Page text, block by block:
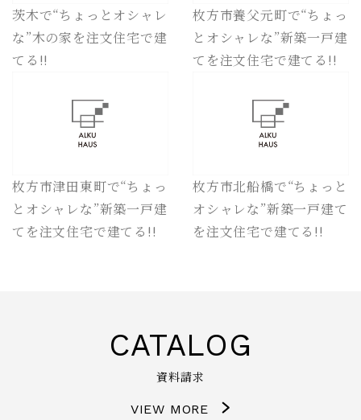
茨木で“ちょっとオシャレ
な”木の家を注文住宅で建
てる!!
枚方市養父元町で“ちょっ
とオシャレな”新築一戸建
てを注文住宅で建てる!!
枚方市津田東町で“ちょっ
とオシャレな”新築一戸建
てを注文住宅で建てる!!
枚方市北船橋で“ちょっと
オシャレな”新築一戸建て
を注文住宅で建てる!!
CATALOG
資料請求
VIEW MORE